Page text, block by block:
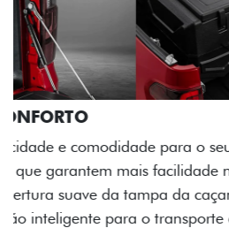
PACK OFF-ROAD
Prepare sua picape para
off-road combina engate de
toneladas, alargadores de
oferecendo mais capacidade